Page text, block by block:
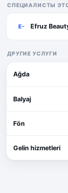
СПЕЦИАЛИСТЫ
E- Efruz
ДРУГИЕ УСЛУГИ
Ağda
Balyaj
Fön
Gelin hizmetleri